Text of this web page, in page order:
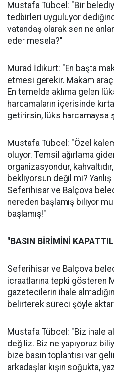
Mustafa Tübcel: "Bir
tedbirleri uyguluyor
vatandaş olarak sen ne
eder mesela?"
Murad İdikurt: "En başta
etmesi gerekir. Makam
En temelde aklıma gelen
harcamaların içerisinde
getirirsin, lüks harcamaysa
Mustafa Tübcel: "Özel
oluyor. Temsil ağırlama
organizasyondur,
bekliyorsun değil mi?
Seferihisar ve Balçova
nereden başlamış biliyor
başlamış!"
"BASIN BİRİMİNİ
Seferihisar ve Balçova
icraatlarına tepki gösteren
gazetecilerin ihale
belirterek süreci şöyle
Mustafa Tübcel: "Biz ihale
değiliz. Biz ne yapıyoruz
bize basın toplantısı var
arkadaşlar kışın soğukta,